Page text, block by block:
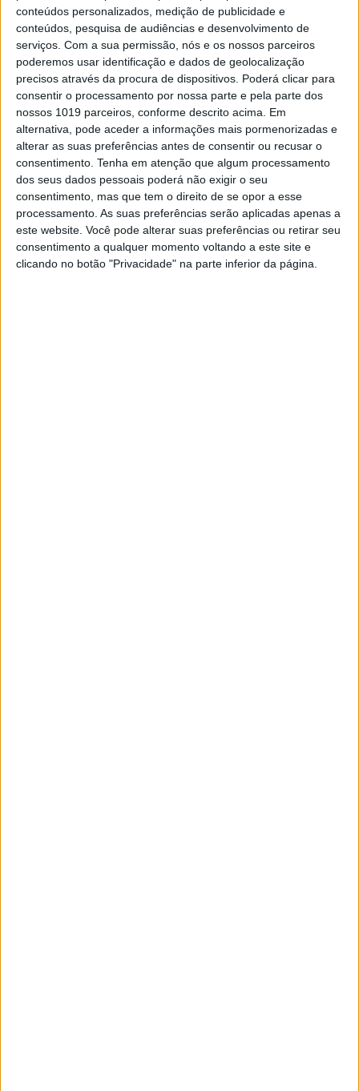
conteúdos personalizados, medição de publicidade e
conteúdos, pesquisa de audiências e desenvolvimento de
serviços. Com a sua permissão, nós e os nossos parceiros
poderemos usar identificação e dados de geolocalização
precisos através da procura de dispositivos. Poderá clicar para
consentir o processamento por nossa parte e pela parte dos
nossos 1019 parceiros, conforme descrito acima. Em
alternativa, pode aceder a informações mais pormenorizadas e
alterar as suas preferências antes de consentir ou recusar o
consentimento. Tenha em atenção que algum processamento
dos seus dados pessoais poderá não exigir o seu
consentimento, mas que tem o direito de se opor a esse
processamento. As suas preferências serão aplicadas apenas a
este website. Você pode alterar suas preferências ou retirar seu
consentimento a qualquer momento voltando a este site e
clicando no botão "Privacidade" na parte inferior da página.
MAIS NA VISÃO
PENSAR
Viagem a Portugal. Crónica de Luís